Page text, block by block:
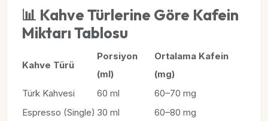
📊 Kahve Türlerine Göre Kafein
Miktarı Tablosu
Kahve Türü
Porsiyon
(ml)
Ortalama Kafein
(mg)
Türk Kahvesi
60 ml
60–70 mg
Espresso (Single) 30 ml
60–80 mg